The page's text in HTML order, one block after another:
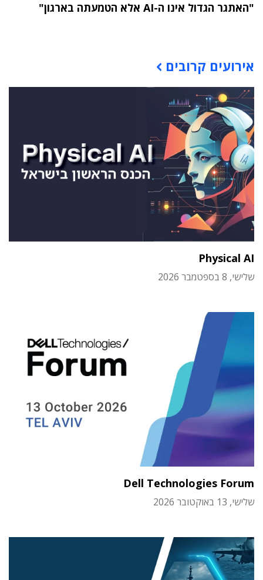
"האתגר הגדול אינו ה-AI אלא הטמעתה בארגון"
אירועים קרובים
Physical AI
שלישי, 8 בספטמבר 2026
Dell Technologies Forum
שלישי, 13 באוקטובר 2026